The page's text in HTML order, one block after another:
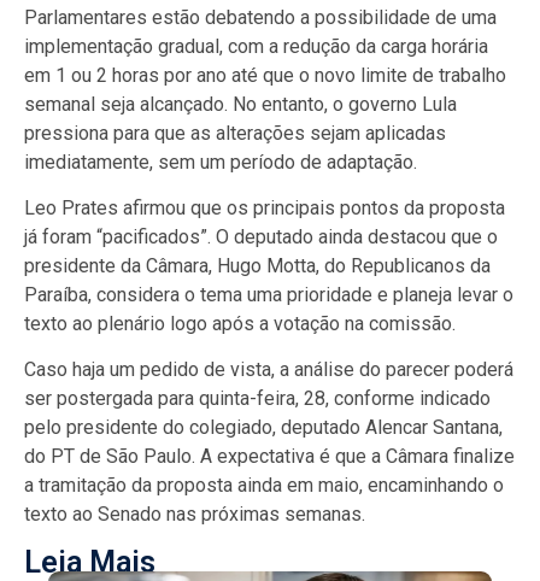
Parlamentares estão debatendo a possibilidade de uma
implementação gradual, com a redução da carga horária
em 1 ou 2 horas por ano até que o novo limite de trabalho
semanal seja alcançado. No entanto, o governo Lula
pressiona para que as alterações sejam aplicadas
imediatamente, sem um período de adaptação.
Leo Prates afirmou que os principais pontos da proposta
já foram “pacificados”. O deputado ainda destacou que o
presidente da Câmara, Hugo Motta, do Republicanos da
Paraíba, considera o tema uma prioridade e planeja levar o
texto ao plenário logo após a votação na comissão.
Caso haja um pedido de vista, a análise do parecer poderá
ser postergada para quinta-feira, 28, conforme indicado
pelo presidente do colegiado, deputado Alencar Santana,
do PT de São Paulo. A expectativa é que a Câmara finalize
a tramitação da proposta ainda em maio, encaminhando o
texto ao Senado nas próximas semanas.
Leia Mais